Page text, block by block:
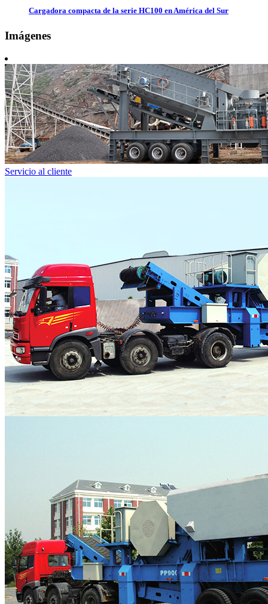
Cargadora compacta de la serie HC100 en América del Sur
Imágenes
Servicio al cliente